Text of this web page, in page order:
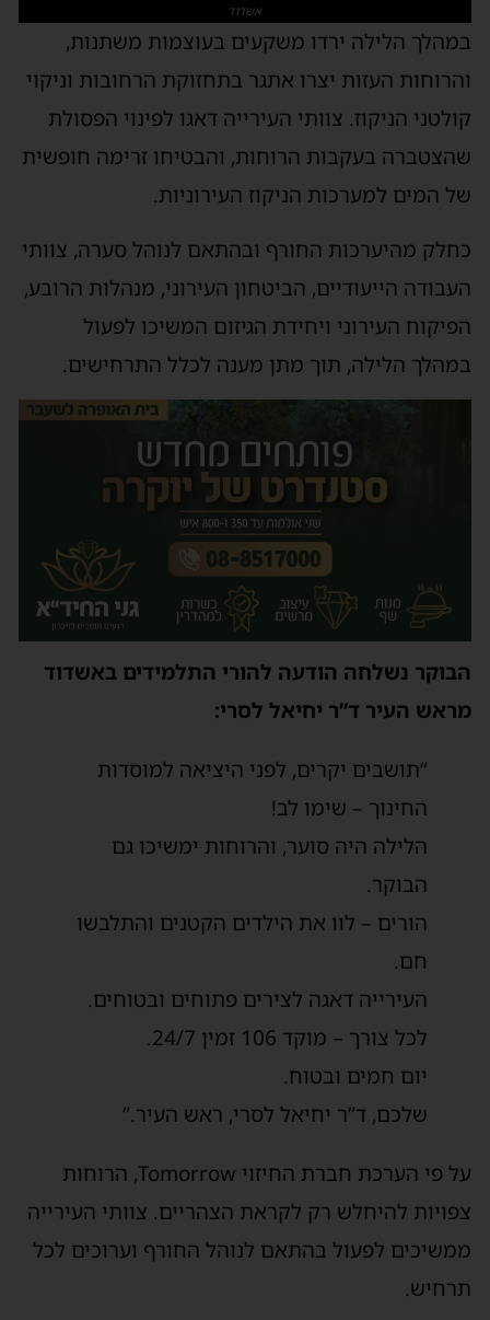
אשדוד
במהלך הלילה ירדו משקעים בעוצמות משתנות,
והרוחות העזות יצרו אתגר בתחזוקת הרחובות וניקוי
קולטני הניקוז. צוותי העירייה דאגו לפינוי הפסולת
שהצטברה בעקבות הרוחות, והבטיחו זרימה חופשית
של המים למערכות הניקוז העירוניות.
כחלק מהיערכות החורף ובהתאם לנוהל סערה, צוותי
העבודה הייעודיים, הביטחון העירוני, מנהלות הרובע,
הפיקוח העירוני ויחידת הגיזום המשיכו לפעול
במהלך הלילה, תוך מתן מענה לכלל התרחישים.
הבוקר נשלחה הודעה להורי התלמידים באשדוד
מראש העיר ד”ר יחיאל לסרי:
“תושבים יקרים, לפני היציאה למוסדות
החינוך – שימו לב!
הלילה היה סוער, והרוחות ימשיכו גם
הבוקר.
הורים – לוו את הילדים הקטנים והתלבשו
חם.
העירייה דאגה לצירים פתוחים ובטוחים.
לכל צורך – מוקד 106 זמין 24/7.
יום חמים ובטוח.
שלכם, ד”ר יחיאל לסרי, ראש העיר.”
על פי הערכת חברת החיזוי Tomorrow, הרוחות
צפויות להיחלש רק לקראת הצהריים. צוותי העירייה
ממשיכים לפעול בהתאם לנוהל החורף וערוכים לכל
תרחיש.